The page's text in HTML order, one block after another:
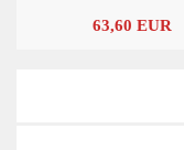
63,60 EUR